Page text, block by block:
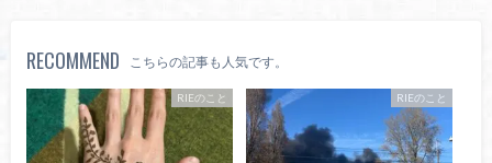
RECOMMEND こちらの記事も人気です。
RIEのこと RIEのこと